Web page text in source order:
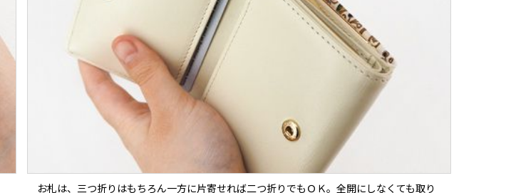
お札は、三つ折りはもちろん一方に片寄せれば二つ折りでもＯＫ。全開にしなくても取り